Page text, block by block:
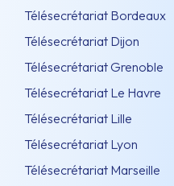
Télésecrétariat Bordeaux
Télésecrétariat Dijon
Télésecrétariat Grenoble
Télésecrétariat Le Havre
Télésecrétariat Lille
Télésecrétariat Lyon
Télésecrétariat Marseille